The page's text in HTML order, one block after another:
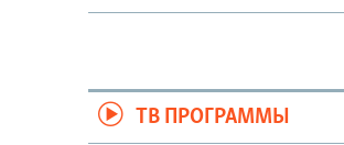
ТВ ПРОГРАММЫ